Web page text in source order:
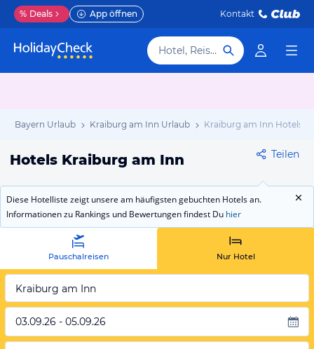
% Deals App öffnen Kontakt
Hotel, Reiseziel
Bayern Urlaub Kraiburg am Inn Urlaub Kraiburg am Inn Hotels
Hotels Kraiburg am Inn Teilen
Diese Hotelliste zeigt unsere am häufigsten gebuchten Hotels an.
Informationen zu Rankings und Bewertungen findest Du hier
Pauschalreisen Nur Hotel
Kraiburg am Inn
03.09.26 - 05.09.26